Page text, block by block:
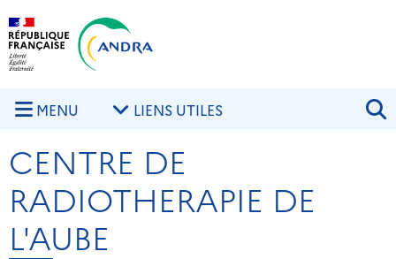
Aller au contenu principal
MENU LIENS UTILES
CENTRE DE
RADIOTHERAPIE DE
L'AUBE